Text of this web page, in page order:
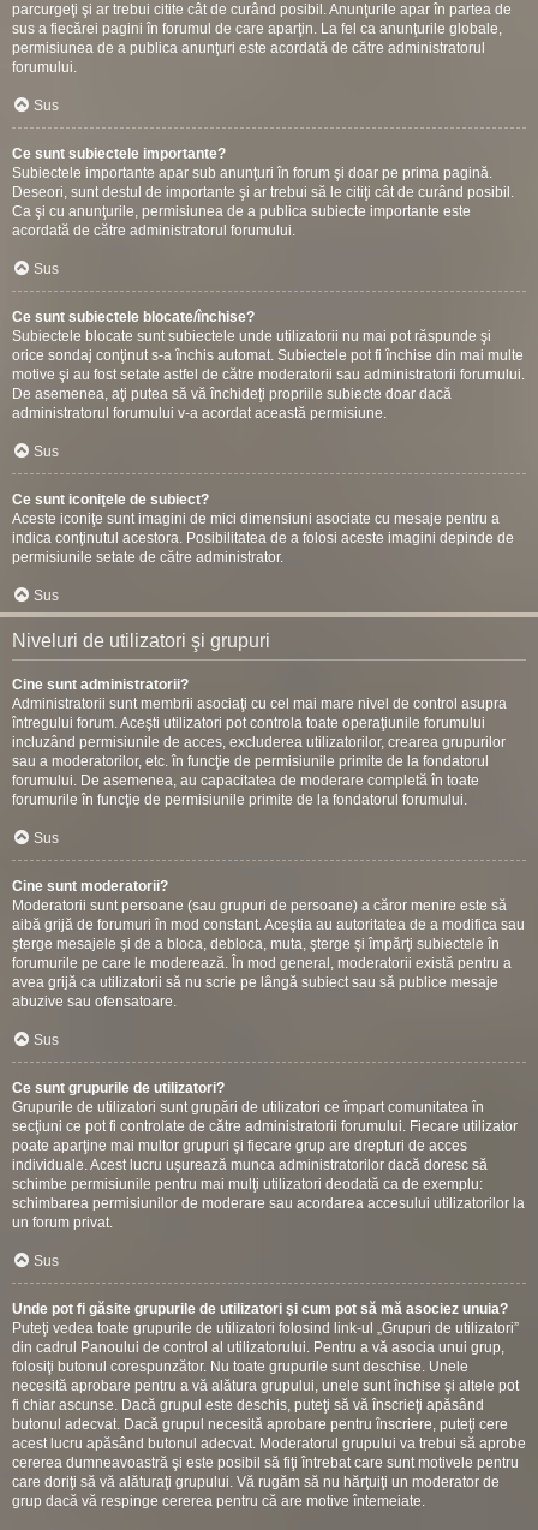
parcurgeţi şi ar trebui citite cât de curând posibil. Anunţurile apar în partea de
sus a fiecărei pagini în forumul de care aparţin. La fel ca anunţurile globale,
permisiunea de a publica anunţuri este acordată de către administratorul
forumului.
Sus
Ce sunt subiectele importante?
Subiectele importante apar sub anunţuri în forum şi doar pe prima pagină.
Deseori, sunt destul de importante şi ar trebui să le citiţi cât de curând posibil.
Ca şi cu anunţurile, permisiunea de a publica subiecte importante este
acordată de către administratorul forumului.
Sus
Ce sunt subiectele blocate/închise?
Subiectele blocate sunt subiectele unde utilizatorii nu mai pot răspunde şi
orice sondaj conţinut s-a închis automat. Subiectele pot fi închise din mai multe
motive şi au fost setate astfel de către moderatorii sau administratorii forumului.
De asemenea, aţi putea să vă închideţi propriile subiecte doar dacă
administratorul forumului v-a acordat această permisiune.
Sus
Ce sunt iconiţele de subiect?
Aceste iconiţe sunt imagini de mici dimensiuni asociate cu mesaje pentru a
indica conţinutul acestora. Posibilitatea de a folosi aceste imagini depinde de
permisiunile setate de către administrator.
Sus
Niveluri de utilizatori şi grupuri
Cine sunt administratorii?
Administratorii sunt membrii asociaţi cu cel mai mare nivel de control asupra
întregului forum. Aceşti utilizatori pot controla toate operaţiunile forumului
incluzând permisiunile de acces, excluderea utilizatorilor, crearea grupurilor
sau a moderatorilor, etc. în funcţie de permisiunile primite de la fondatorul
forumului. De asemenea, au capacitatea de moderare completă în toate
forumurile în funcţie de permisiunile primite de la fondatorul forumului.
Sus
Cine sunt moderatorii?
Moderatorii sunt persoane (sau grupuri de persoane) a căror menire este să
aibă grijă de forumuri în mod constant. Aceştia au autoritatea de a modifica sau
şterge mesajele şi de a bloca, debloca, muta, şterge şi împărţi subiectele în
forumurile pe care le moderează. În mod general, moderatorii există pentru a
avea grijă ca utilizatorii să nu scrie pe lângă subiect sau să publice mesaje
abuzive sau ofensatoare.
Sus
Ce sunt grupurile de utilizatori?
Grupurile de utilizatori sunt grupări de utilizatori ce împart comunitatea în
secţiuni ce pot fi controlate de către administratorii forumului. Fiecare utilizator
poate aparţine mai multor grupuri şi fiecare grup are drepturi de acces
individuale. Acest lucru uşurează munca administratorilor dacă doresc să
schimbe permisiunile pentru mai mulţi utilizatori deodată ca de exemplu:
schimbarea permisiunilor de moderare sau acordarea accesului utilizatorilor la
un forum privat.
Sus
Unde pot fi găsite grupurile de utilizatori şi cum pot să mă asociez unuia?
Puteţi vedea toate grupurile de utilizatori folosind link-ul „Grupuri de utilizatori”
din cadrul Panoului de control al utilizatorului. Pentru a vă asocia unui grup,
folosiţi butonul corespunzător. Nu toate grupurile sunt deschise. Unele
necesită aprobare pentru a vă alătura grupului, unele sunt închise şi altele pot
fi chiar ascunse. Dacă grupul este deschis, puteţi să vă înscrieţi apăsând
butonul adecvat. Dacă grupul necesită aprobare pentru înscriere, puteţi cere
acest lucru apăsând butonul adecvat. Moderatorul grupului va trebui să aprobe
cererea dumneavoastră şi este posibil să fiţi întrebat care sunt motivele pentru
care doriţi să vă alăturaţi grupului. Vă rugăm să nu hărţuiţi un moderator de
grup dacă vă respinge cererea pentru că are motive întemeiate.